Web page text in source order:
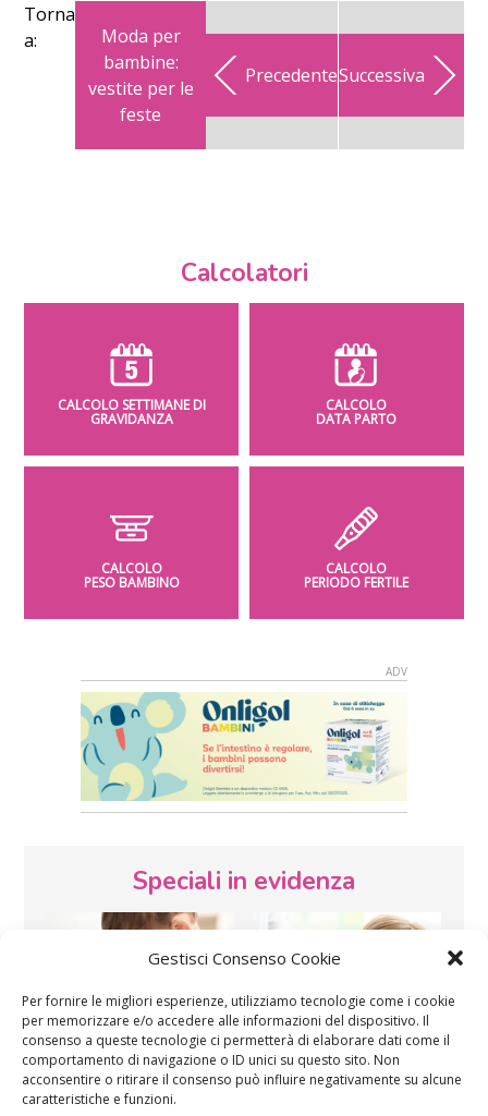
Gestisci Consenso Cookie
Per fornire le migliori esperienze, utilizziamo tecnologie come i cookie
per memorizzare e/o accedere alle informazioni del dispositivo. Il
consenso a queste tecnologie ci permetterà di elaborare dati come il
comportamento di navigazione o ID unici su questo sito. Non
acconsentire o ritirare il consenso può influire negativamente su alcune
caratteristiche e funzioni.
Torna
a:
Moda per
bambine:
vestite per le
feste
PrecedenteSuccessiva
Calcolatori
CALCOLO SETTIMANE DI
GRAVIDANZA
CALCOLO
DATA PARTO
CALCOLO
PESO BAMBINO
CALCOLO
PERIODO FERTILE
Speciali in evidenza
Vaccini SOS Pediatra